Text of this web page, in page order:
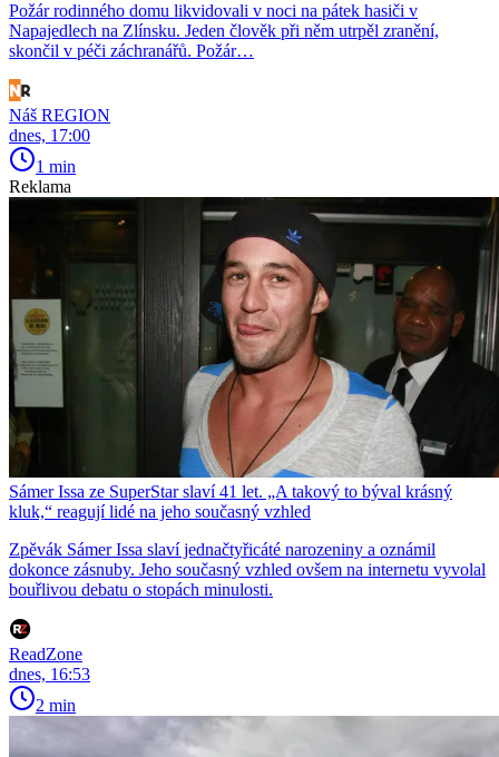
Požár rodinného domu likvidovali v noci na pátek hasiči v
Napajedlech na Zlínsku. Jeden člověk při něm utrpěl zranění,
skončil v péči záchranářů. Požár…
Náš REGION
dnes, 17:00
1 min
Reklama
Sámer Issa ze SuperStar slaví 41 let. „A takový to býval krásný
kluk,“ reagují lidé na jeho současný vzhled
Zpěvák Sámer Issa slaví jednačtyřicáté narozeniny a oznámil
dokonce zásnuby. Jeho současný vzhled ovšem na internetu vyvolal
bouřlivou debatu o stopách minulosti.
ReadZone
dnes, 16:53
2 min